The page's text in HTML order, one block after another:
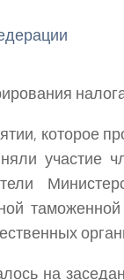
которое
участие
на